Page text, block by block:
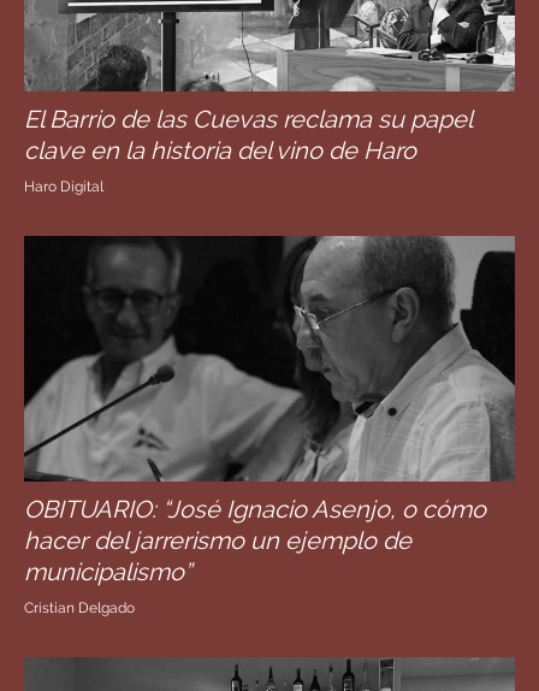
El Barrio de las Cuevas reclama su papel
clave en la historia del vino de Haro
Haro Digital
OBITUARIO: “José Ignacio Asenjo, o cómo
hacer del jarrerismo un ejemplo de
municipalismo”
Cristian Delgado